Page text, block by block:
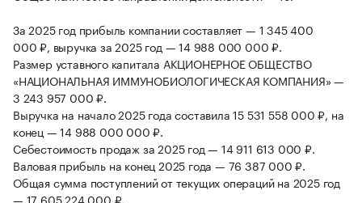
За 2025 год прибыль компании составляет — 1 345 400
000 ₽, выручка за 2025 год — 14 988 000 000 ₽.
Размер уставного капитала АКЦИОНЕРНОЕ ОБЩЕСТВО
«НАЦИОНАЛЬНАЯ ИММУНОБИОЛОГИЧЕСКАЯ КОМПАНИЯ» —
3 243 957 000 ₽.
Выручка на начало 2025 года составила 15 531 558 000 ₽, на
конец — 14 988 000 000 ₽.
Себестоимость продаж за 2025 год — 14 911 613 000 ₽.
Валовая прибыль на конец 2025 года — 76 387 000 ₽.
Общая сумма поступлений от текущих операций на 2025 год
— 17 605 224 000 ₽.